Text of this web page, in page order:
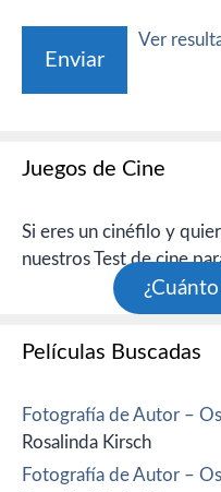
Ver
Juegos de Cine
Si eres un cinéfilo y
nuestros Test de cine
Películas Buscadas
Fotografía de Autor –
Rosalinda Kirsch
Fotografía de Autor –